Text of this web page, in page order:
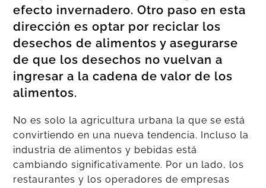
efecto invernadero. Otro paso en esta
dirección es optar por reciclar los
desechos de alimentos y asegurarse
de que los desechos no vuelvan a
ingresar a la cadena de valor de los
alimentos.
No es solo la agricultura urbana la que se está
convirtiendo en una nueva tendencia. Incluso la
industria de alimentos y bebidas está
cambiando significativamente. Por un lado, los
restaurantes y los operadores de empresas